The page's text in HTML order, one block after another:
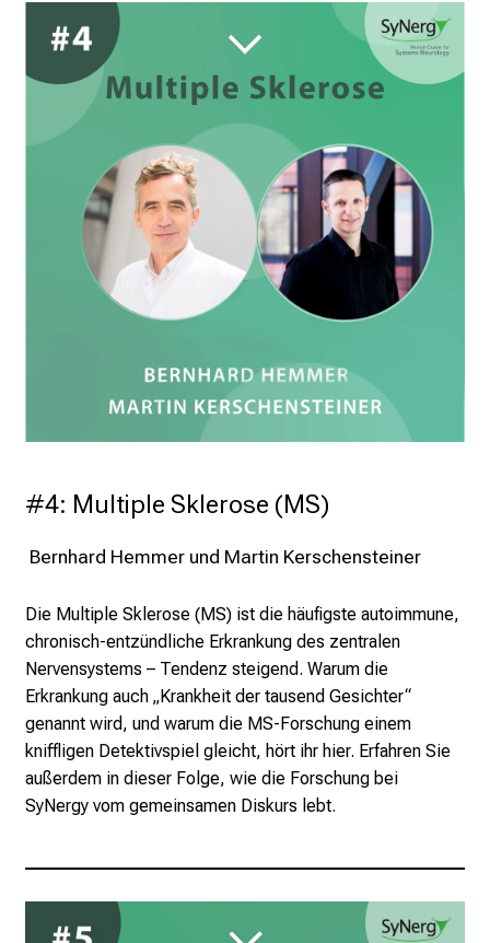
#4: Multiple Sklerose (MS)
Bernhard Hemmer und Martin Kerschensteiner
Die Multiple Sklerose (MS) ist die häufigste autoimmune,
chronisch-entzündliche Erkrankung des zentralen
Nervensystems – Tendenz steigend. Warum die
Erkrankung auch „Krankheit der tausend Gesichter“
genannt wird, und warum die MS-Forschung einem
kniffligen Detektivspiel gleicht, hört ihr hier. Erfahren Sie
außerdem in dieser Folge, wie die Forschung bei
SyNergy vom gemeinsamen Diskurs lebt.